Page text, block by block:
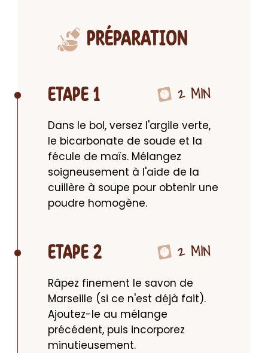
PRÉPARATION
ETAPE 1 2 MIN
Dans le bol, versez l'argile verte,
le bicarbonate de soude et la
fécule de maïs. Mélangez
soigneusement à l'aide de la
cuillère à soupe pour obtenir une
poudre homogène.
ETAPE 2 2 MIN
Râpez finement le savon de
Marseille (si ce n'est déjà fait).
Ajoutez-le au mélange
précédent, puis incorporez
minutieusement.